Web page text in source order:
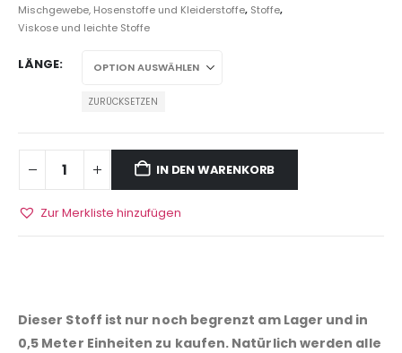
Mischgewebe, Hosenstoffe und Kleiderstoffe, Stoffe,
Viskose und leichte Stoffe
LÄNGE
ZURÜCKSETZEN
IN DEN WARENKORB
Zur Merkliste hinzufügen
Dieser Stoff ist nur noch begrenzt am Lager und in
0,5 Meter Einheiten zu kaufen. Natürlich werden alle